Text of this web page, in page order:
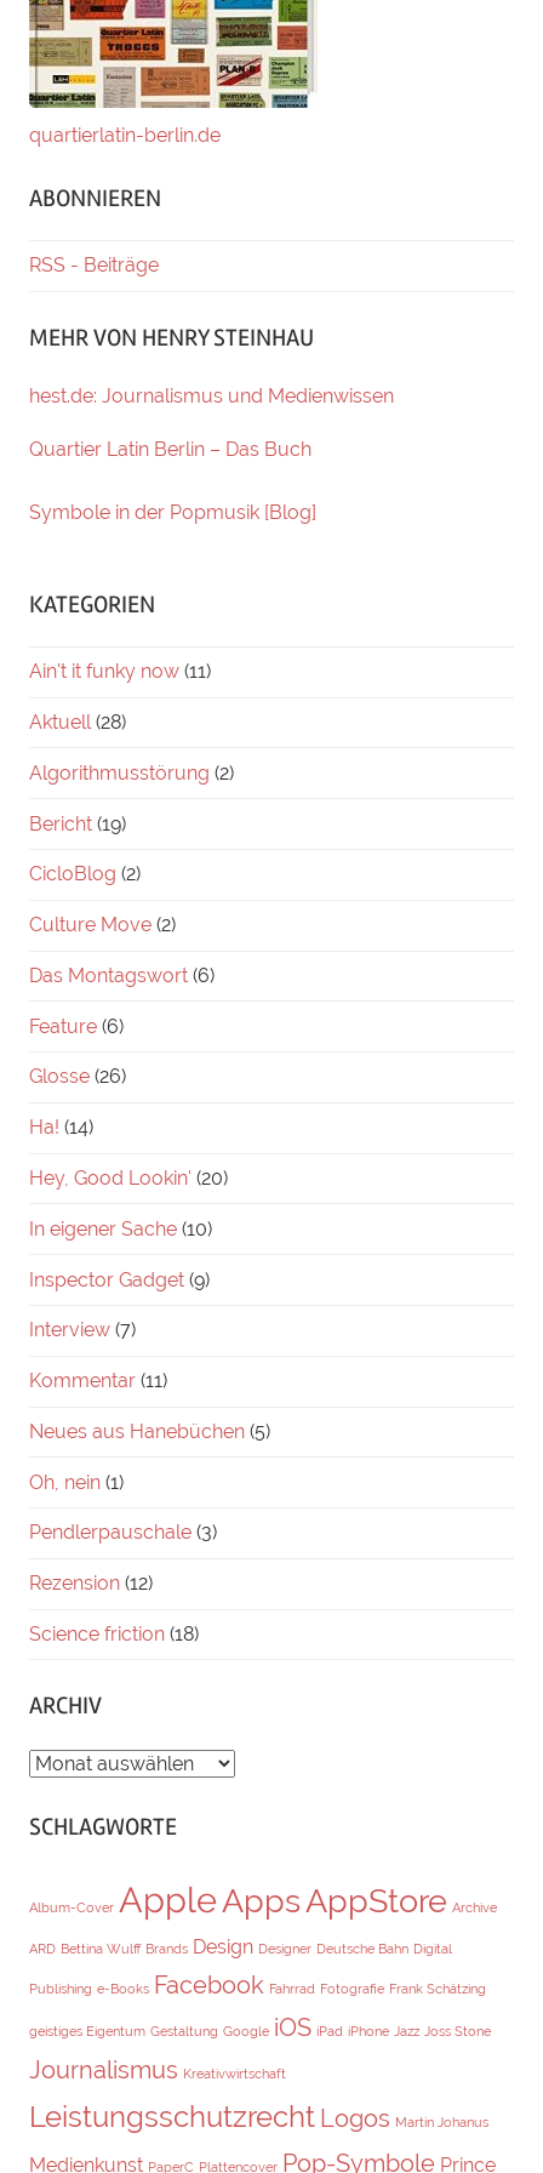
quartierlatin-berlin.de
ABONNIEREN
RSS - Beiträge
MEHR VON HENRY STEINHAU
hest.de: Journalismus und Medienwissen
Quartier Latin Berlin – Das Buch
Symbole in der Popmusik [Blog]
KATEGORIEN
Ain't it funky now (11)
Aktuell(28)
Algorithmusstörung (2)
Bericht (19)
CicloBlog (2)
Culture Move (2)
Das Montagswort (6)
Feature (6)
Glosse (26)
Ha! (14)
Hey, Good Lookin' (20)
In eigener Sache (10)
Inspector Gadget (9)
Interview (7)
Kommentar (11)
Neues aus Hanebüchen (5)
Oh, nein (1)
Pendlerpauschale (3)
Rezension (12)
Science friction (18)
ARCHIV
ARCHIV
SCHLAGWORTE
Album-Cover AppleAppsAppStore Archive
ARD Bettina Wulff Brands Design Designer Deutsche Bahn Digital
Publishing e-Books Facebook Fahrrad Fotografie Frank Schätzing
geistiges Eigentum Gestaltung Google iOS iPad iPhone Jazz Joss Stone
Journalismus Kreativwirtschaft
Leistungsschutzrecht Logos Martin Johanus
Medienkunst PaperC Plattencover Pop-Symbole Prince